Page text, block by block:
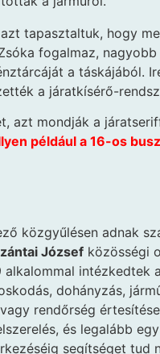
tapasztaltuk, hogy
fogalmaz,
a táskájából.
a járatkísérő-
azt mondják a
például a 16-os
közgyűlésen adnak
József közösségi
intézkedtek
dohányzás,
rendőrség
és legalább
segítséget tud